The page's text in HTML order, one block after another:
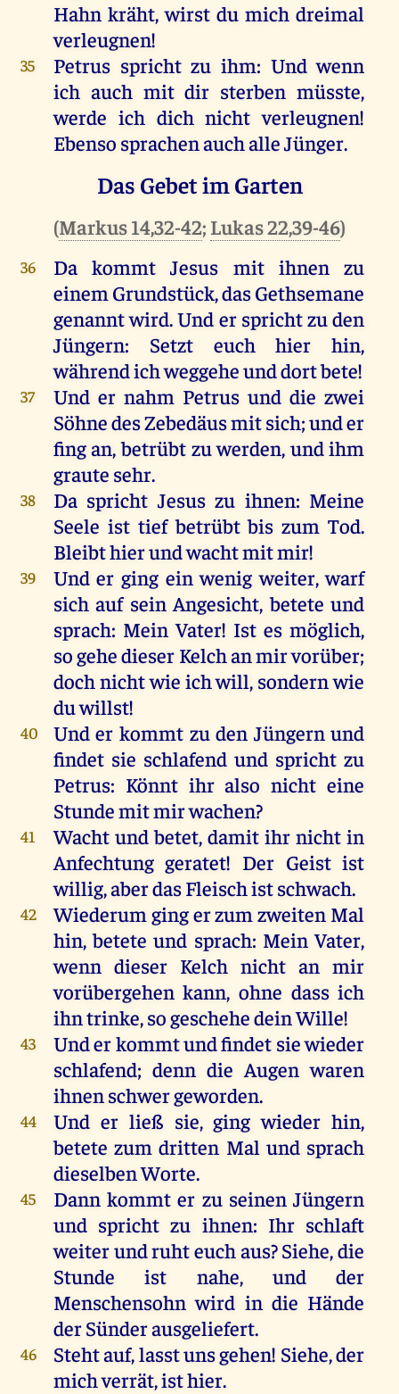
Hahn kräht,wirst du mich dreimal
verleugnen!
35 Petrus spricht zu ihm: Und wenn
ich auch mit dir sterben müsste,
werde ich dich nicht verleugnen!
Ebenso sprachenauchalleJünger.
Das Gebet im Garten
(Markus 14,32-42; Lukas 22,39-46)
36 Da kommt Jesus mit ihnen zu
einem Grundstück,dasGethsemane
genanntwird.Und er sprichtzuden
Jüngern: Setzt euch hier hin,
währendichweggeheunddortbete!
37 Und er nahm Petrus und die zwei
SöhnedesZebedäusmitsich;under
fingan,betrübt zuwerden, undihm
graute sehr.
38 Da spricht Jesus zu ihnen: Meine
Seele ist tief betrübt bis zum Tod.
Bleibthierundwachtmitmir!
39 Und er ging ein wenig weiter,warf
sich auf sein Angesicht,betete und
sprach: Mein Vater! Ist es möglich,
sogehedieser Kelchanmirvorüber;
dochnichtwie ichwill, sondernwie
duwillst!
40 Und er kommt zu den Jüngern und
findet sie schlafend und spricht zu
Petrus: Könnt ihr also nicht eine
Stundemitmirwachen?
41 Wacht und betet,damit ihr nicht in
Anfechtunggeratet! Der Geist ist
willig,aberdasFleischistschwach.
42 Wiederum gingerzum zweiten Mal
hin,betete und sprach: Mein Vater,
wenn dieser Kelch nicht an mir
vorübergehen kann, ohne dassich
ihntrinke,sogeschehedeinWille!
43 Underkommtundfindet siewieder
schlafend; denn die Augen waren
ihnenschwergeworden.
44 Und er ließ sie,ging wieder hin,
betete zum dritten Mal und sprach
dieselbenWorte.
45 Dann kommt er zu seinen Jüngern
und spricht zu ihnen: Ihr schlaft
weiterundruhteuchaus?Siehe,die
Stunde
ist nahe, und
der
Menschensohn wird in die Hände
derSünderausgeliefert.
46 Stehtauf, lasstunsgehen! Siehe,der
michverrät,isthier.